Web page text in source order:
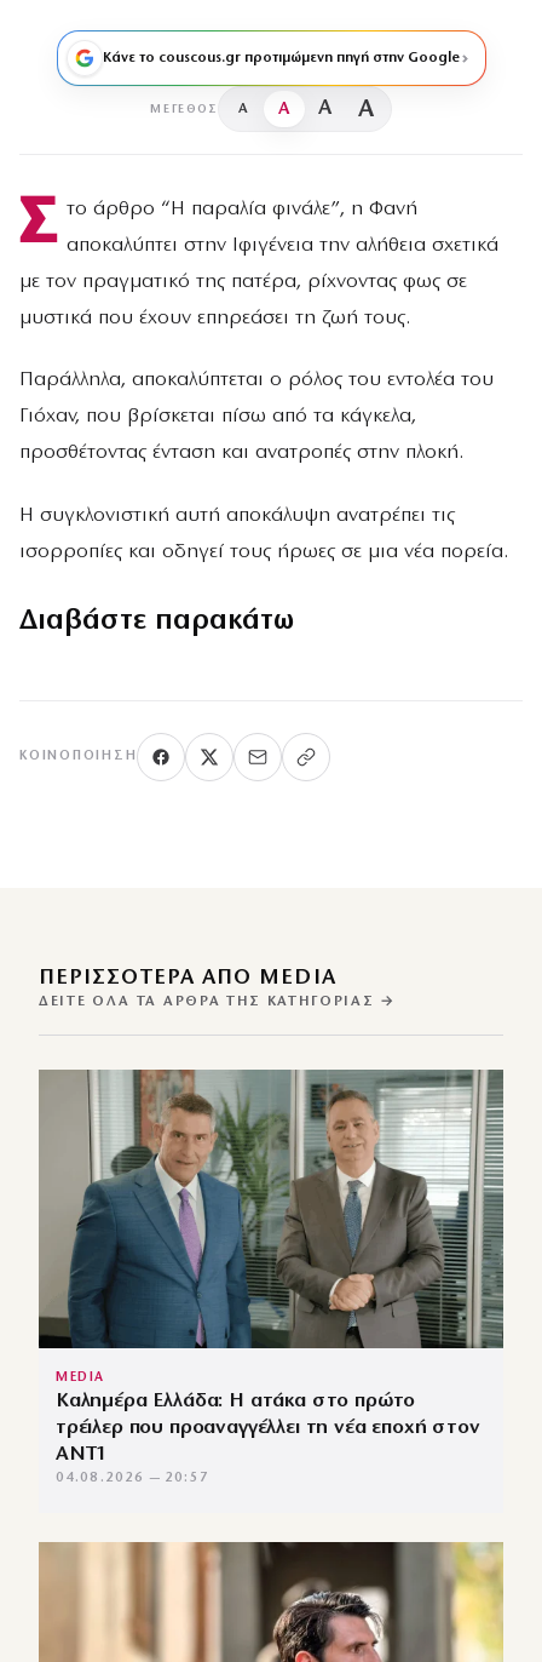
Κάνε το couscous.gr προτιμώμενη πηγή στην Google
ΜΈΓΕΘΟΣ A A A A
Σ το άρθρο “Η παραλία φινάλε”, η Φανή
αποκαλύπτει στην Ιφιγένεια την αλήθεια σχετικά
με τον πραγματικό της πατέρα, ρίχνοντας φως σε
μυστικά που έχουν επηρεάσει τη ζωή τους.
Παράλληλα, αποκαλύπτεται ο ρόλος του εντολέα του
Γιόχαν, που βρίσκεται πίσω από τα κάγκελα,
προσθέτοντας ένταση και ανατροπές στην πλοκή.
Η συγκλονιστική αυτή αποκάλυψη ανατρέπει τις
ισορροπίες και οδηγεί τους ήρωες σε μια νέα πορεία.
Διαβάστε παρακάτω
ΚΟΙΝΟΠΟΊΗΣΗ
ΠΕΡΙΣΣΌΤΕΡΑ ΑΠΌ MEDIA
ΔΕΊΤΕ ΌΛΑ ΤΑ ΆΡΘΡΑ ΤΗΣ ΚΑΤΗΓΟΡΊΑΣ →
MEDIA
Καλημέρα Ελλάδα: Η ατάκα στο πρώτο
τρέιλερ που προαναγγέλλει τη νέα εποχή στον
ΑΝΤ1
04.08.2026 — 20:57